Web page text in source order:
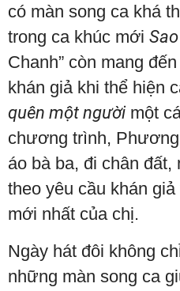
có màn song ca khá
trong ca khúc mới
Chanh” còn mang
khán giả khi thể hiện
quên một ngườimột
chương trình,
áo bà ba, đi chân đất,
theo yêu cầu khán
mới nhất của chị.
Ngày hát đôi không
những màn song ca